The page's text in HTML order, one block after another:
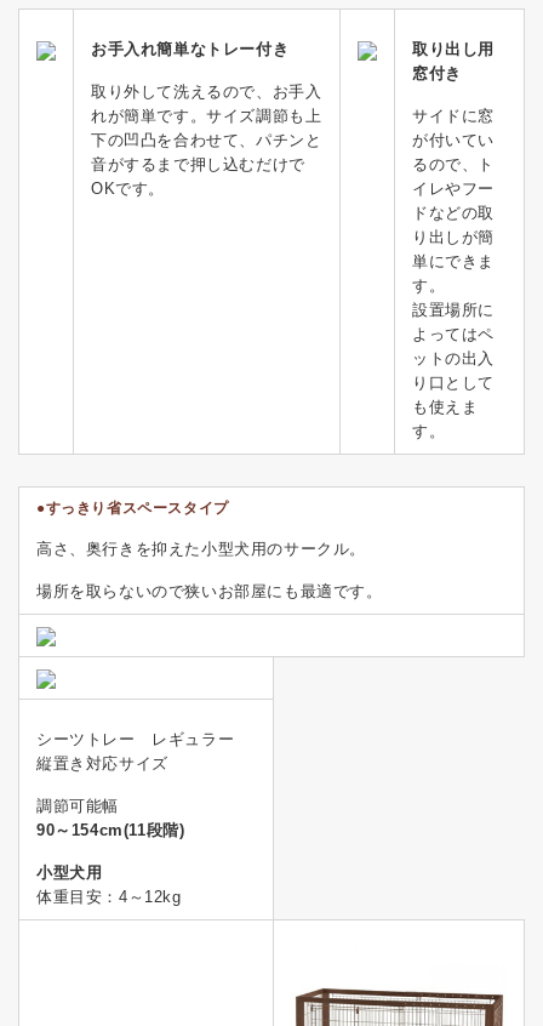
お手入れ簡単なトレー付き
取り外して洗えるので、お手入
れが簡単です。サイズ調節も上
下の凹凸を合わせて、パチンと
音がするまで押し込むだけで
OKです。
取り出し用
窓付き
サイドに窓
が付いてい
るので、ト
イレやフー
ドなどの取
り出しが簡
単にできま
す。
設置場所に
よってはペ
ットの出入
り口として
も使えま
す。
●すっきり省スペースタイプ
高さ、奥行きを抑えた小型犬用のサークル。
場所を取らないので狭いお部屋にも最適です。
シーツトレー レギュラー
縦置き対応サイズ
調節可能幅
90～154cm(11段階)
小型犬用
体重目安：4～12kg